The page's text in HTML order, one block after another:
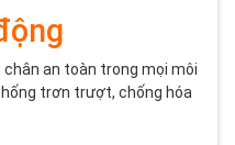
chân an toàn trong mọi môi
trơn trượt, chống hóa